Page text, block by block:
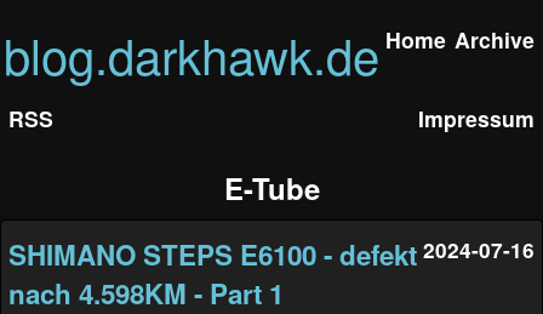
blog.darkhawk.de Home Archive
RSS Impressum
E-Tube
SHIMANO STEPS E6100 - defekt
nach 4.598KM - Part 1
2024-07-16